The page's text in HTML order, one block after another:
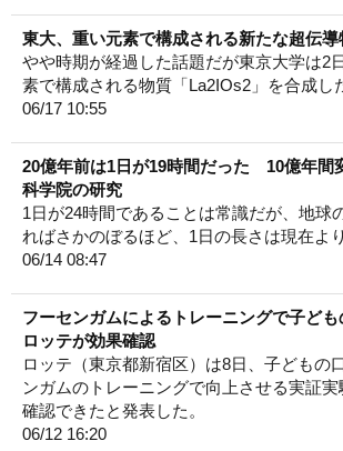
東大、重い元素で構成される新たな超伝
やや時期が経過した話題だが東京大学は2
素で構成される物質「La2IOs2」を合成し
06/17 10:55
20億年前は1日が19時間だった 10億年
科学院の研究
1日が24時間であることは常識だが、地球
ればさかのぼるほど、1日の長さは現在よ
06/14 08:47
フーセンガムによるトレーニングで子ど
ロッテが効果確認
ロッテ（東京都新宿区）は8日、子どもの
ンガムのトレーニングで向上させる実証
確認できたと発表した。
06/12 16:20